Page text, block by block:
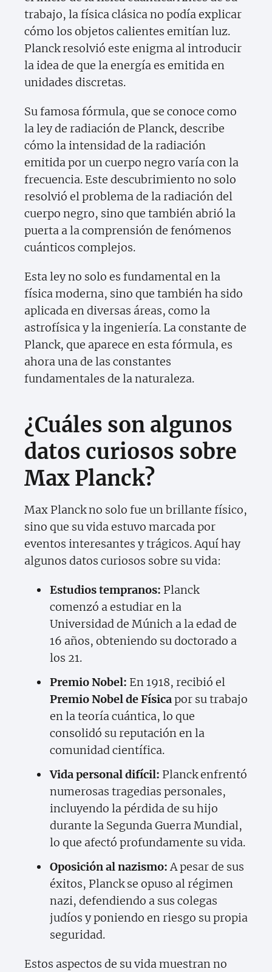
trabajo, la física clásica no podía explicar
cómo los objetos calientes emitían luz.
Planck resolvió este enigma al introducir
la idea de que la energía es emitida en
unidades discretas.
Su famosa fórmula, que se conoce como
la ley de radiación de Planck, describe
cómo la intensidad de la radiación
emitida por un cuerpo negro varía con la
frecuencia. Este descubrimiento no solo
resolvió el problema de la radiación del
cuerpo negro, sino que también abrió la
puerta a la comprensión de fenómenos
cuánticos complejos.
Esta ley no solo es fundamental en la
física moderna, sino que también ha sido
aplicada en diversas áreas, como la
astrofísica y la ingeniería. La constante de
Planck, que aparece en esta fórmula, es
ahora una de las constantes
fundamentales de la naturaleza.
¿Cuáles son algunos
datos curiosos sobre
Max Planck?
Max Planck no solo fue un brillante físico,
sino que su vida estuvo marcada por
eventos interesantes y trágicos. Aquí hay
algunos datos curiosos sobre su vida:
Estudios tempranos: Planck
comenzó a estudiar en la
Universidad de Múnich a la edad de
16 años, obteniendo su doctorado a
los 21.
Premio Nobel: En 1918, recibió el
Premio Nobel de Físicapor su trabajo
en la teoría cuántica, lo que
consolidó su reputación en la
comunidad científica.
Vida personal difícil: Planck enfrentó
numerosas tragedias personales,
incluyendo la pérdida de su hijo
durante la Segunda Guerra Mundial,
lo que afectó profundamente su vida.
Oposición al nazismo:A pesar de sus
éxitos, Planck se opuso al régimen
nazi, defendiendo a sus colegas
judíos y poniendo en riesgo su propia
seguridad.
Estos aspectos de su vida muestran no